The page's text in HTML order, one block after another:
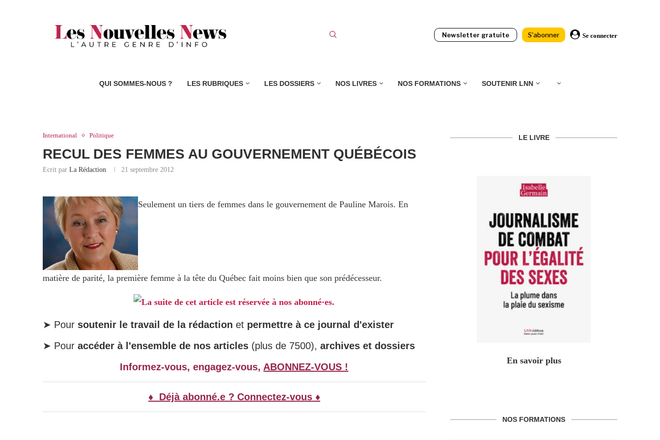
Newsletter gratuite S'abonner Se connecter
QUI SOMMES-NOUS ? LES RUBRIQUES LES DOSSIERS NOS LIVRES NOS FORMATIONS SOUTENIR LNN
International Politique
RECUL DES FEMMES AU GOUVERNEMENT QUÉBÉCOIS
Ecrit par La Rédaction 21 septembre 2012
Seulement un tiers de femmes dans le gouvernement de Pauline Marois. En
matière de parité, la première femme à la tête du Québec fait moins bien que son prédécesseur.
La suite de cet article est réservée à nos abonné·es.
➤ Pour soutenir le travail de la rédaction et permettre à ce journal d'exister
➤ Pour accéder à l'ensemble de nos articles (plus de 7500), archives et dossiers
Informez-vous, engagez-vous, ABONNEZ-VOUS !
♦ Déjà abonné.e ? Connectez-vous ♦
LE LIVRE
En savoir plus
NOS FORMATIONS